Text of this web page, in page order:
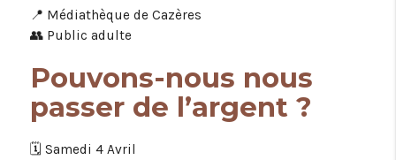
📍 Médiathèque de Cazères
👥 Public adulte
Pouvons-nous nous
passer de l’argent ?
🗓️ Samedi 4 Avril